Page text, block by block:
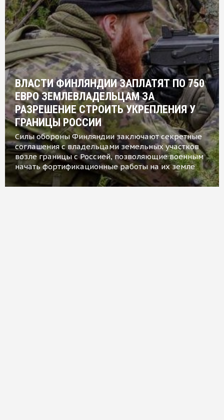
ВЛАСТИ ФИНЛЯНДИИ ЗАПЛАТЯТ ПО 750
ЕВРО ЗЕМЛЕВЛАДЕЛЬЦАМ ЗА
РАЗРЕШЕНИЕ СТРОИТЬ УКРЕПЛЕНИЯ У
ГРАНИЦЫ РОССИИ
Силы обороны Финляндии заключают секретные
соглашения с владельцами земельных участков
возле границы с Россией, позволяющие военным
начать фортификационные работы на их земле